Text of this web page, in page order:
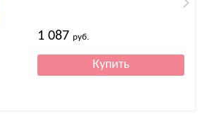
1 087руб.